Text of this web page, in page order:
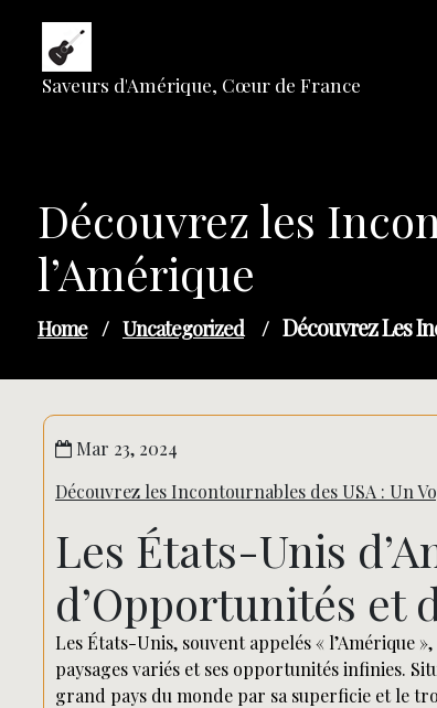
content
Saveurs d'Amérique, Cœur de France
Découvrez les
l’Amérique
Home / Uncategorized / Découvrez Les
Mar 23, 2024
Découvrez les Incontournables des USA : Un
Les États-Unis
d’Opportunités et
Les États-Unis, souvent appelés « l’Amérique
paysages variés et ses opportunités infinies.
grand pays du monde par sa superficie et le